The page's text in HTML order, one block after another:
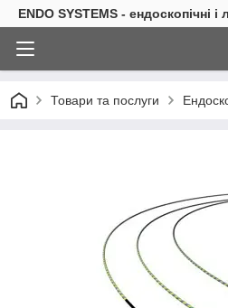
ENDO SYSTEMS - ендоскопічні і
Товари та послуги